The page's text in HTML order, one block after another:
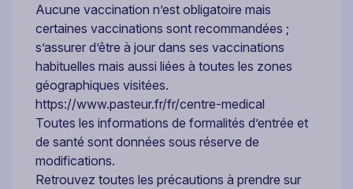
Aucune vaccination n’est obligatoire mais
certaines vaccinations sont recommandées ;
s’assurer d’être à jour dans ses vaccinations
habituelles mais aussi liées à toutes les zones
géographiques visitées.
https://www.pasteur.fr/fr/centre-medical
Toutes les informations de formalités d’entrée et
de santé sont données sous réserve de
modifications.
Retrouvez toutes les précautions à prendre sur